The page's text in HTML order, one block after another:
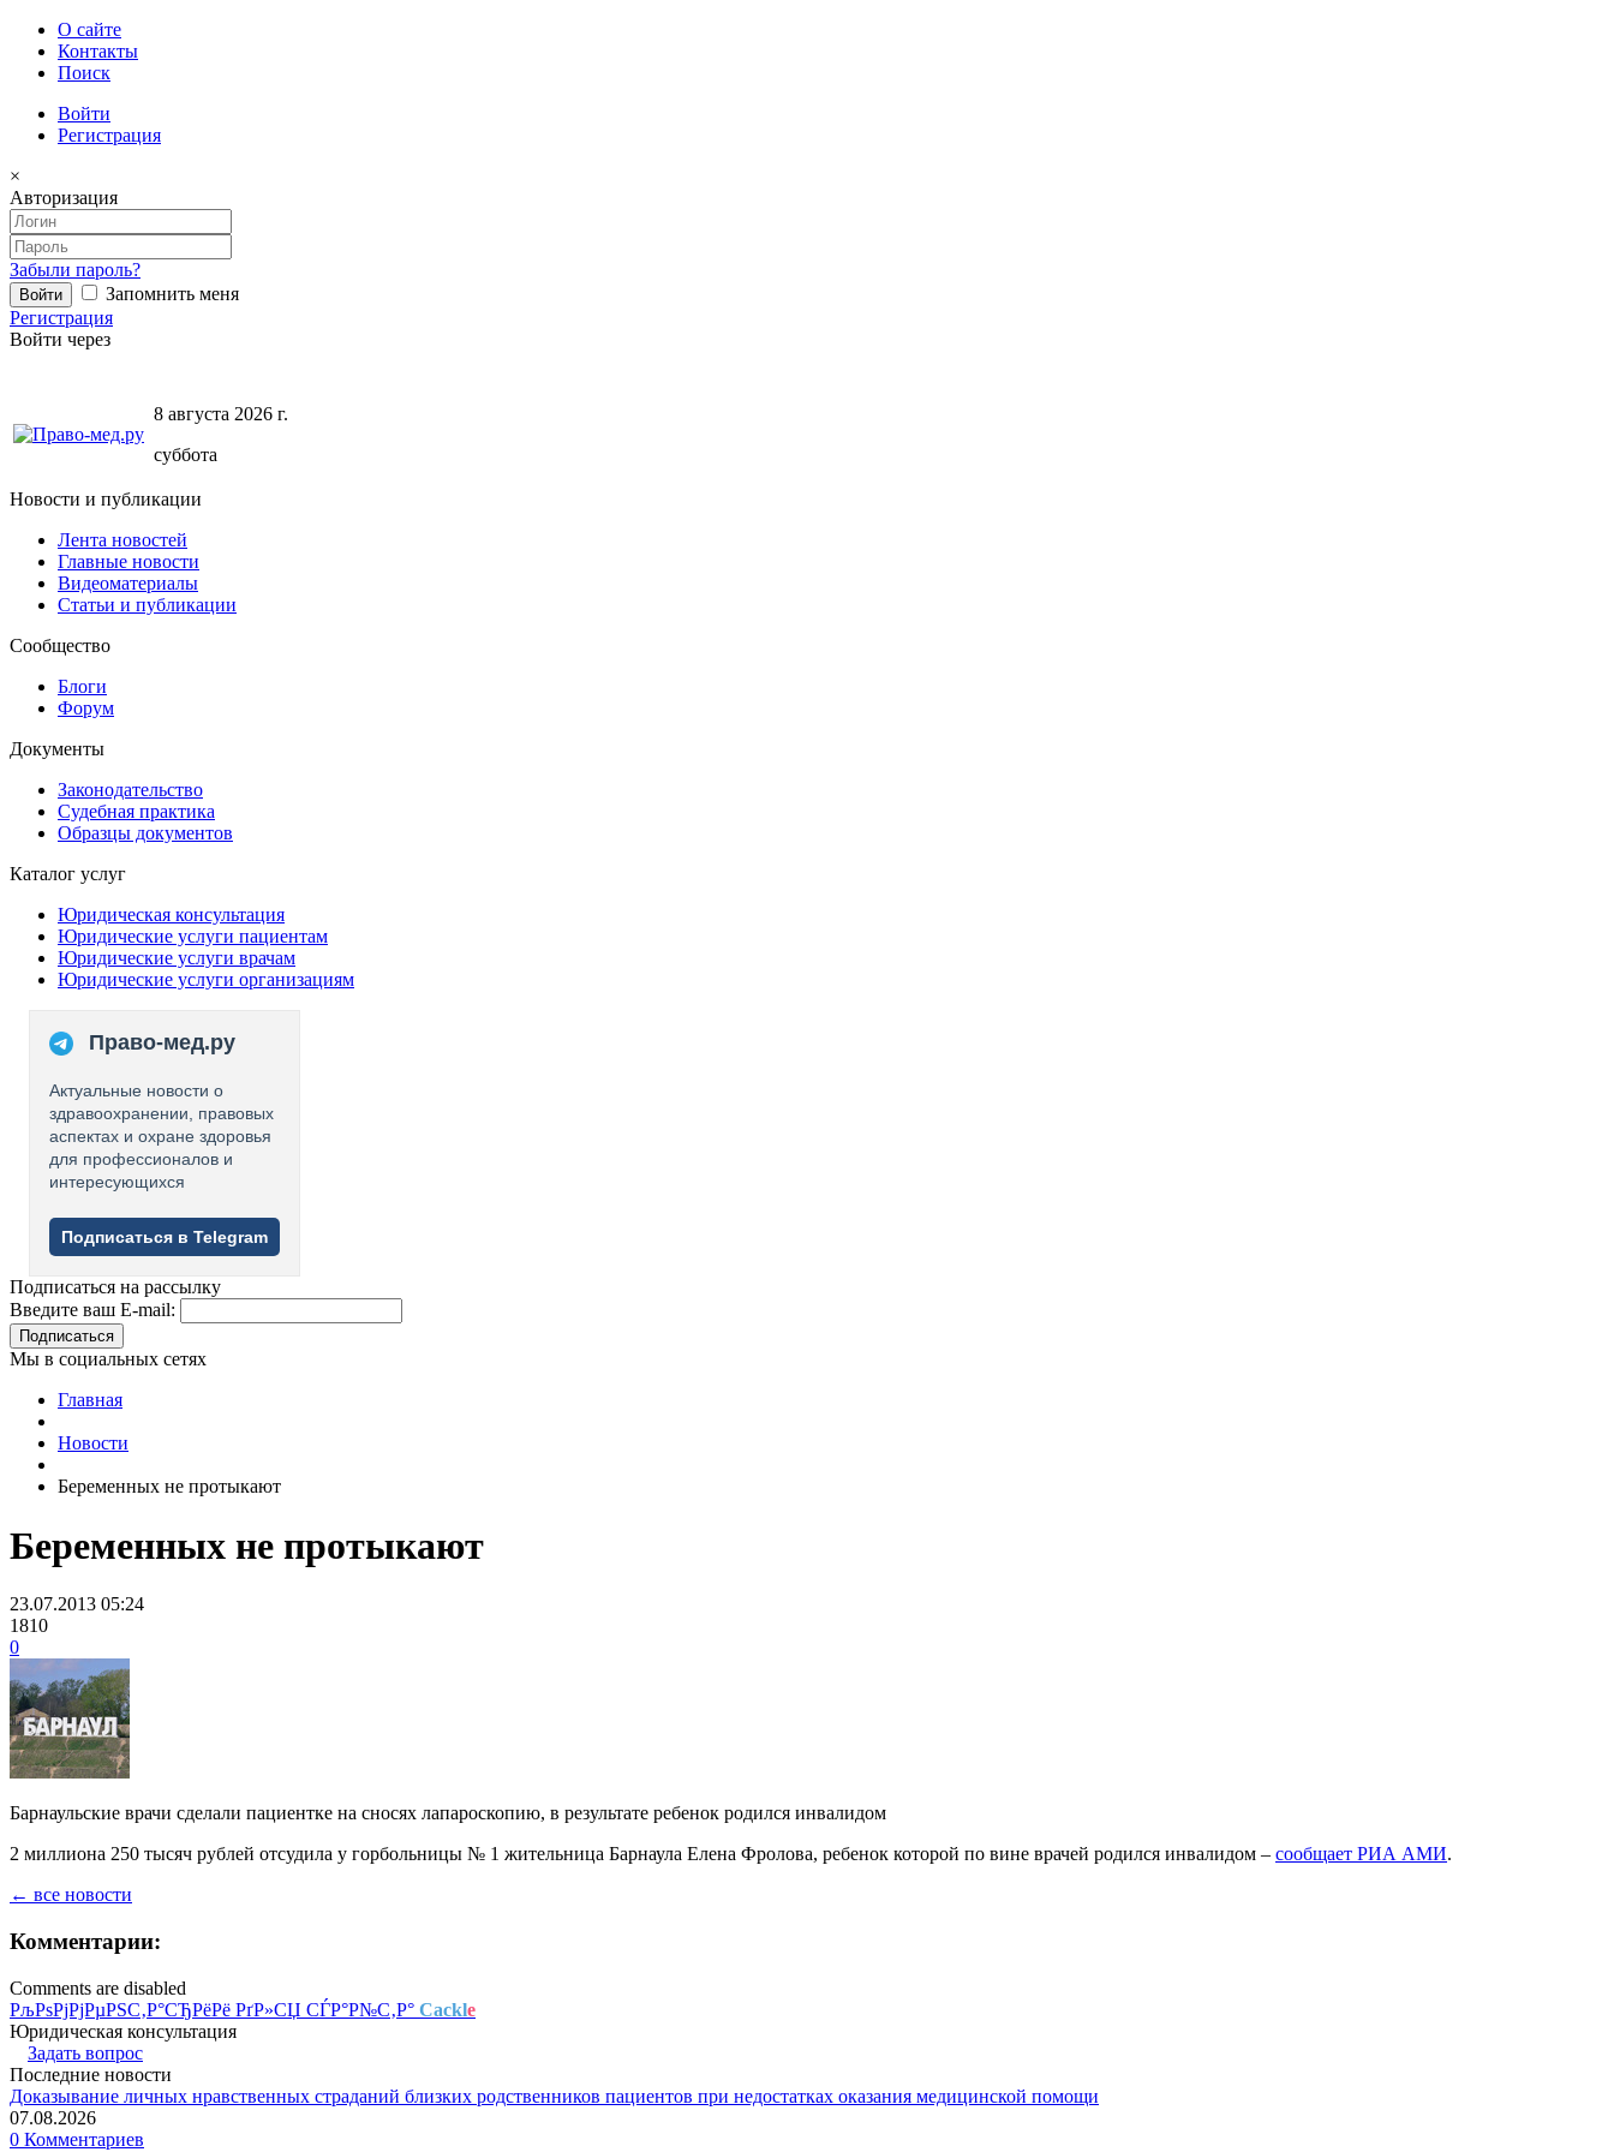
О сайте
Контакты
Поиск
Войти
Регистрация
×
Авторизация
Забыли пароль?
Запомнить меня
Регистрация
Войти через
8 августа 2026 г.
суббота
Новости и публикации
Лента новостей
Главные новости
Видеоматериалы
Статьи и публикации
Сообщество
Блоги
Форум
Документы
Законодательство
Судебная практика
Образцы документов
Каталог услуг
Юридическая консультация
Юридические услуги пациентам
Юридические услуги врачам
Юридические услуги организациям
Право-мед.ру
Актуальные новости о
здравоохранении, правовых
аспектах и охране здоровья
для профессионалов и
интересующихся
Подписаться в Telegram
Подписаться на рассылку
Введите ваш E-mail:
Подписаться
Мы в социальных сетях
Главная
Новости
Беременных не протыкают
Беременных не протыкают
23.07.2013 05:24
1810
0
Барнаульские врачи сделали пациентке на сносях лапароскопию, в результате ребенок родился инвалидом
2 миллиона 250 тысяч рублей отсудила у горбольницы № 1 жительница Барнаула Елена Фролова, ребенок которой по вине врачей родился инвалидом – сообщает РИА АМИ.
← все новости
Комментарии:
Comments are disabled
РљРѕРјРјРµРЅС‚Р°СЂРёРё РґР»СЏ СЃР°Р№С‚Р° Cackle
Юридическая консультация
Задать вопрос
Последние новости
Доказывание личных нравственных страданий близких родственников пациентов при недостатках оказания медицинской помощи
07.08.2026
0 Комментариев